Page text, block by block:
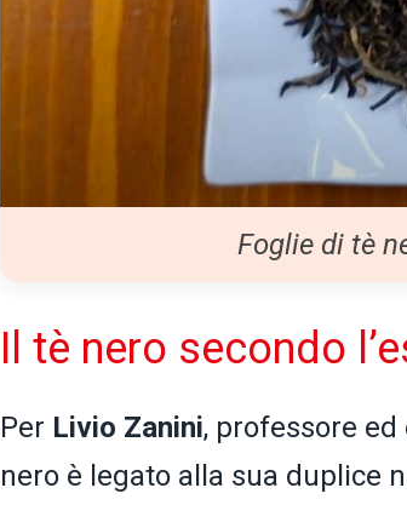
Foglie di tè
Il tè nero secondo
Per Livio Zanini, professore
nero è legato alla sua duplice